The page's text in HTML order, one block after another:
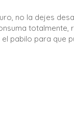
no la dejes
totalmente,
pabilo para que